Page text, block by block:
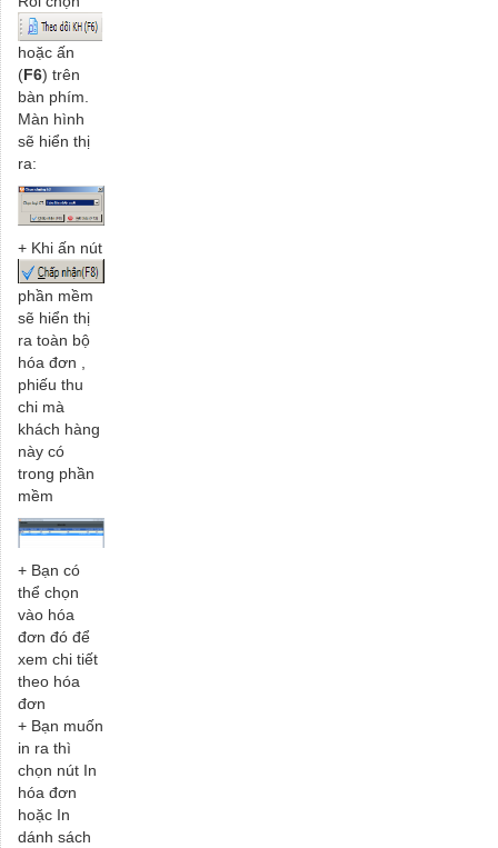
hoặc ấn
(F6) trên
bàn phím.
Màn hình
sẽ hiển thị
ra:
+ Khi ấn nút
phần mềm
sẽ hiển thị
ra toàn bộ
hóa đơn ,
phiếu thu
chi mà
khách hàng
này có
trong phần
mềm
+ Bạn có
thể chọn
vào hóa
đơn đó để
xem chi tiết
theo hóa
đơn
+ Bạn muốn
in ra thì
chọn nút In
hóa đơn
hoặc In
dánh sách